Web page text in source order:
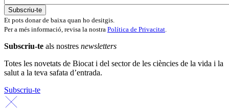
Et pots donar de baixa quan ho desitgis.
Per a més informació, revisa la nostra Política de Privacitat.
Subscriu-te als nostres newsletters
Totes les novetats de Biocat i del sector de les ciències de la vida i la
salut a la teva safata d’entrada.
Subscriu-te